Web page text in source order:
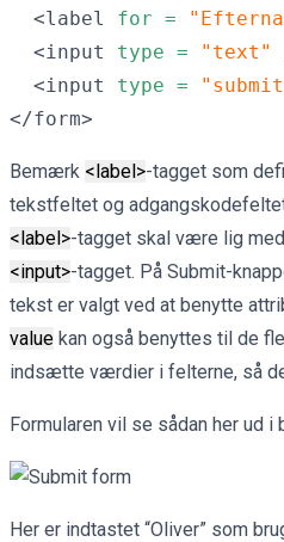
  <label
for =
  <input
type = "text"
  <input
type =
</form>
Bemærk <label>-tagget som
tekstfeltet og
<label>-tagget skal være lig
<input>-tagget. På Submit-
tekst er valgt ved at benytte
value kan også benyttes til de
indsætte værdier i felterne, så
Formularen vil se sådan her ud i
Her er indtastet “Oliver” som